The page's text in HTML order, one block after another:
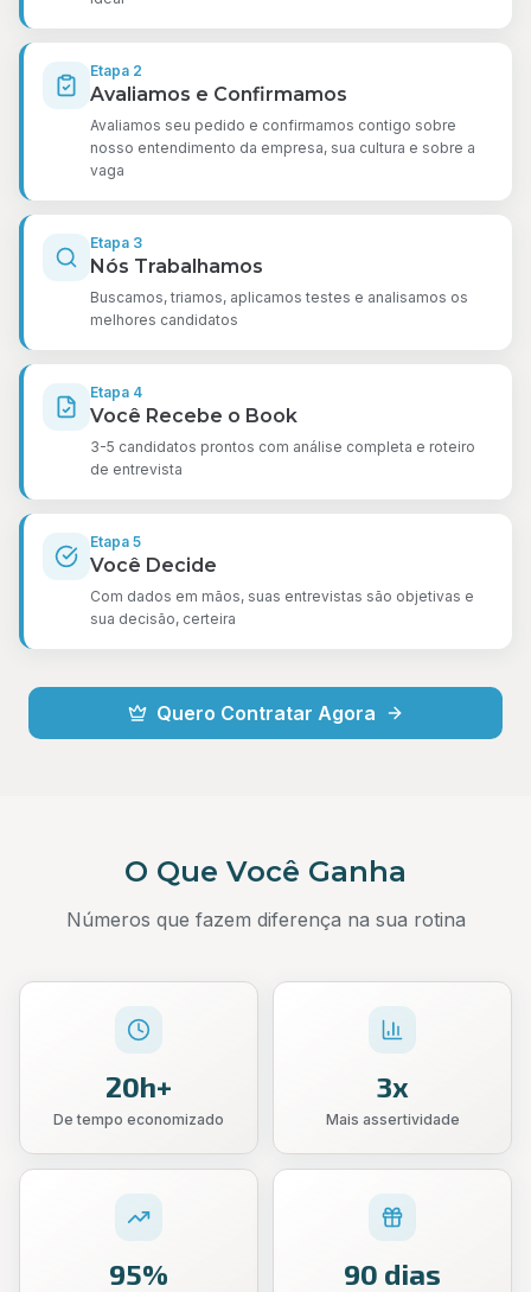
Etapa 2
Avaliamos e Confirmamos
Avaliamos seu pedido e confirmamos contigo sobre
nosso entendimento da empresa, sua cultura e sobre a
vaga
Etapa 3
Nós Trabalhamos
Buscamos, triamos, aplicamos testes e analisamos os
melhores candidatos
Etapa 4
Você Recebe o Book
3-5 candidatos prontos com análise completa e roteiro
de entrevista
Etapa 5
Você Decide
Com dados em mãos, suas entrevistas são objetivas e
sua decisão, certeira
Quero Contratar Agora
O Que Você Ganha
Números que fazem diferença na sua rotina
20h+
De tempo economizado
3x
Mais assertividade
95% 90 dias